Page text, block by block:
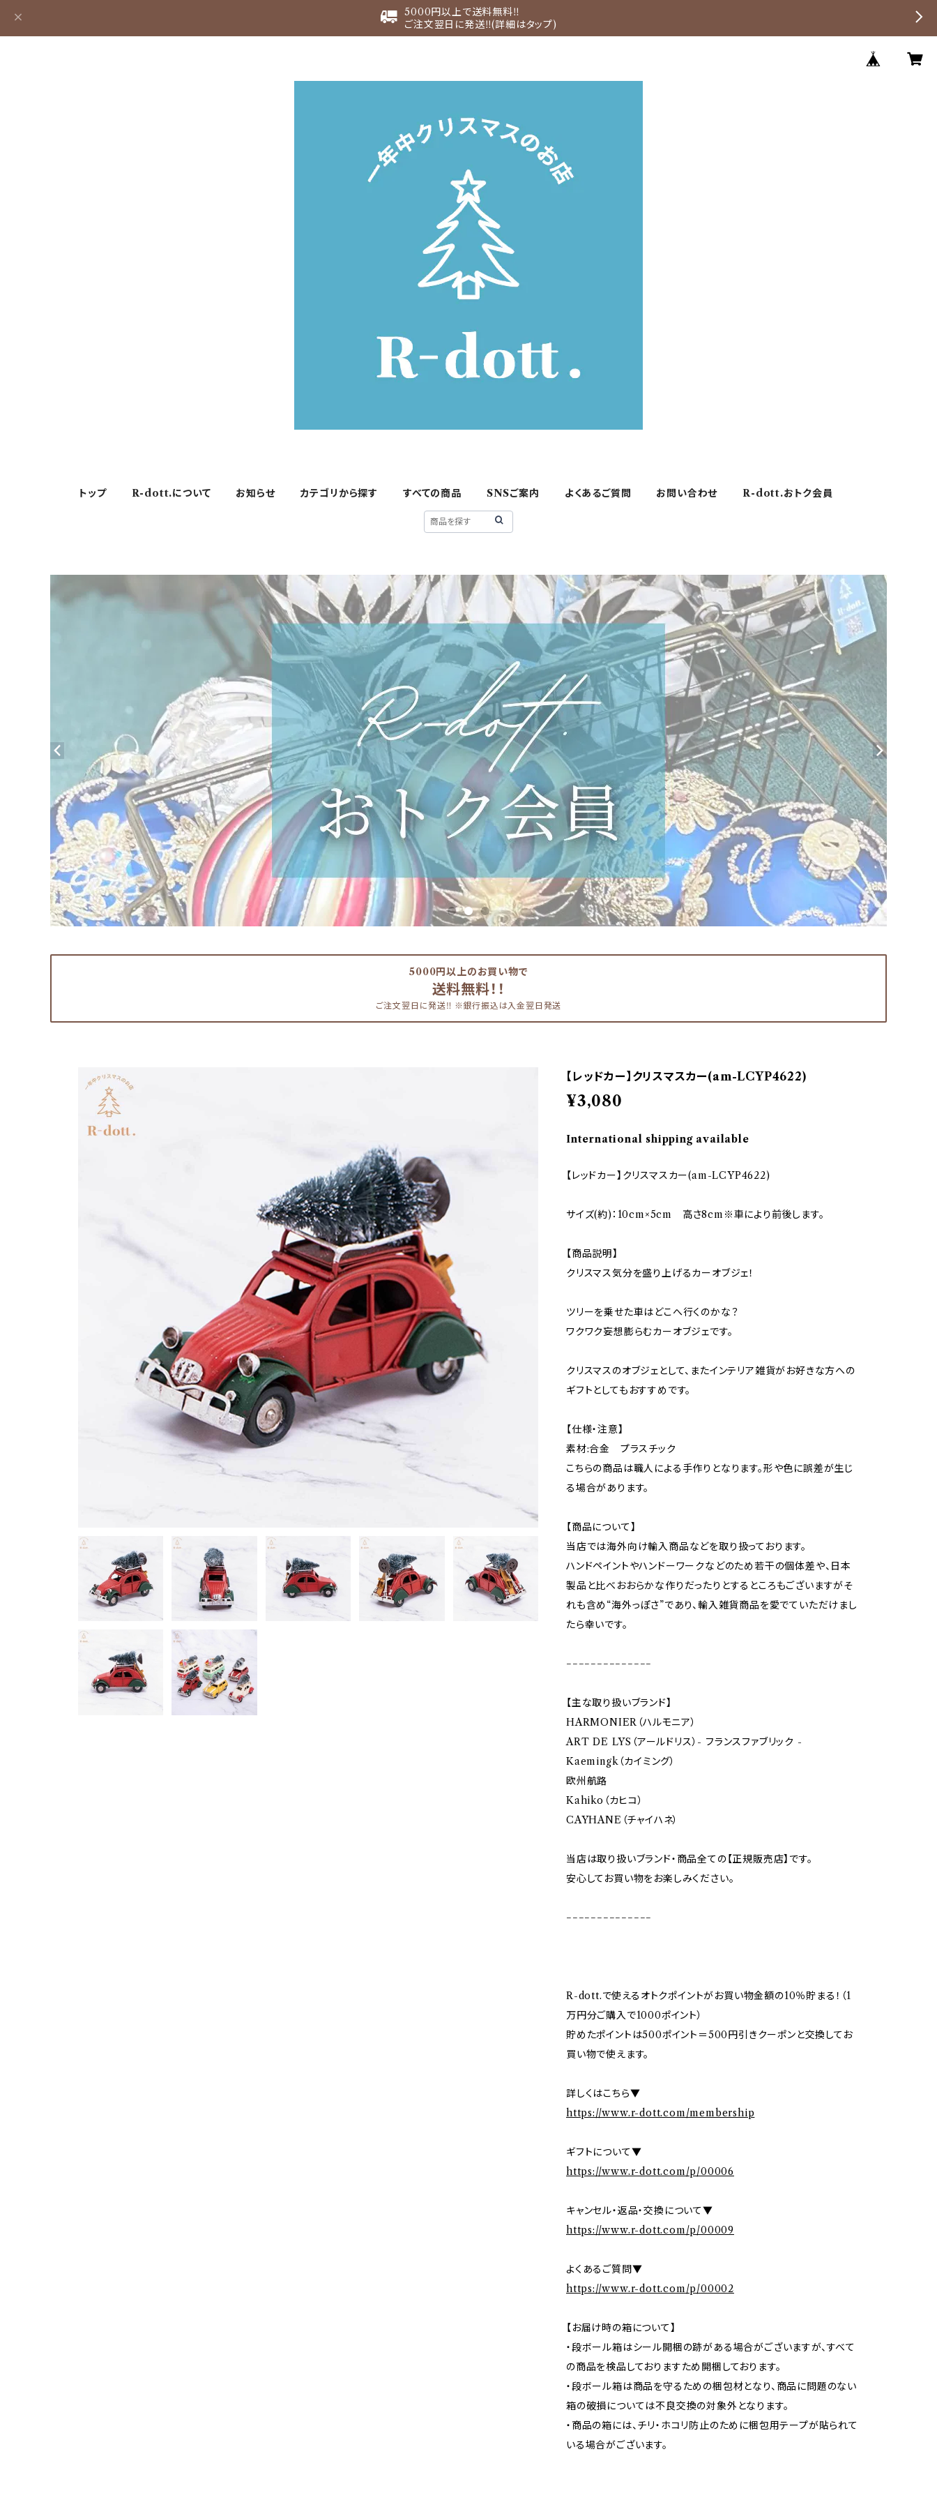
5000円以上で送料無料‼︎
ご注文翌日に発送‼︎(詳細はタップ)
トップ R-dott.について お知らせ カテゴリから探す すべての商品 SNSご案内 よくあるご質問 お問い合わせ R-dott.おトク会員
5000円以上のお買い物で
送料無料！！
ご注文翌日に発送‼︎ ※銀行振込は入金翌日発送
【レッドカー】クリスマスカー(am-LCYP4622)
¥3,080
International shipping available
【レッドカー】クリスマスカー(am-LCYP4622)
サイズ(約)：10cm×5cm 高さ8cm※車により前後します。
【商品説明】
クリスマス気分を盛り上げるカーオブジェ！
ツリーを乗せた車はどこへ行くのかな？
ワクワク妄想膨らむカーオブジェです。
クリスマスのオブジェとして、またインテリア雑貨がお好きな方への
ギフトとしてもおすすめです。
【仕様・注意】
素材:合金 プラスチック
こちらの商品は職人による手作りとなります。形や色に誤差が生じ
る場合があります。
【商品について】
当店では海外向け輸入商品などを取り扱っております。
ハンドペイントやハンドーワークなどのため若干の個体差や、日本
製品と比べおおらかな作りだったりとするところもございますがそ
れも含め“海外っぽさ”であり、輸入雑貨商品を愛でていただけまし
たら幸いです。
−−−−−−−−−−−−−−
【主な取り扱いブランド】
HARMONIER（ハルモニア）
ART DE LYS（アールドリス）- フランスファブリック -
Kaemingk（カイミング）
欧州航路
Kahiko（カヒコ）
CAYHANE（チャイハネ）
当店は取り扱いブランド・商品全ての【正規販売店】です。
安心してお買い物をお楽しみください。
−−−−−−−−−−−−−−
R-dott.で使えるオトクポイントがお買い物金額の10％貯まる！（1
万円分ご購入で1000ポイント）
貯めたポイントは500ポイント＝500円引きクーポンと交換してお
買い物で使えます。
詳しくはこちら▼
https://www.r-dott.com/membership
ギフトについて▼
https://www.r-dott.com/p/00006
キャンセル・返品・交換について▼
https://www.r-dott.com/p/00009
よくあるご質問▼
https://www.r-dott.com/p/00002
【お届け時の箱について】
・段ボール箱はシール開梱の跡がある場合がございますが、すべて
の商品を検品しておりますため開梱しております。
・段ボール箱は商品を守るための梱包材となり、商品に問題のない
箱の破損については不良交換の対象外となります。
・商品の箱には、チリ・ホコリ防止のために梱包用テープが貼られて
いる場合がございます。